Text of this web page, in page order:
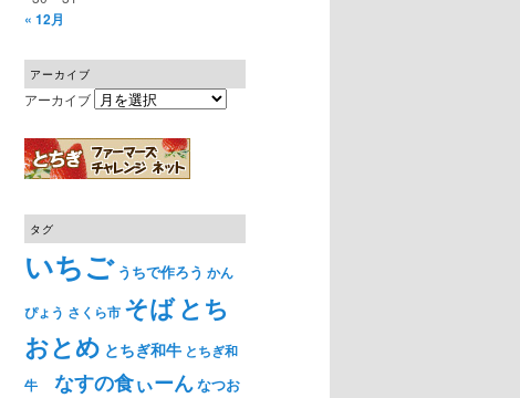
« 12月
アーカイブ
アーカイブ
タグ
いちご うちで作ろう かん
ぴょう さくら市 そばとち
おとめ とちぎ和牛 とちぎ和
牛
なすの食ぃーんなつお